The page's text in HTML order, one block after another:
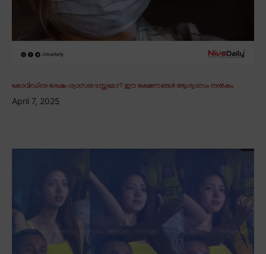
കോവിഡിനു ശേഷം ശ്വാസതടസ്സമോ? ഈ ഭക്ഷണങ്ങൾ ആശ്വാസം നൽകും
April 7, 2025